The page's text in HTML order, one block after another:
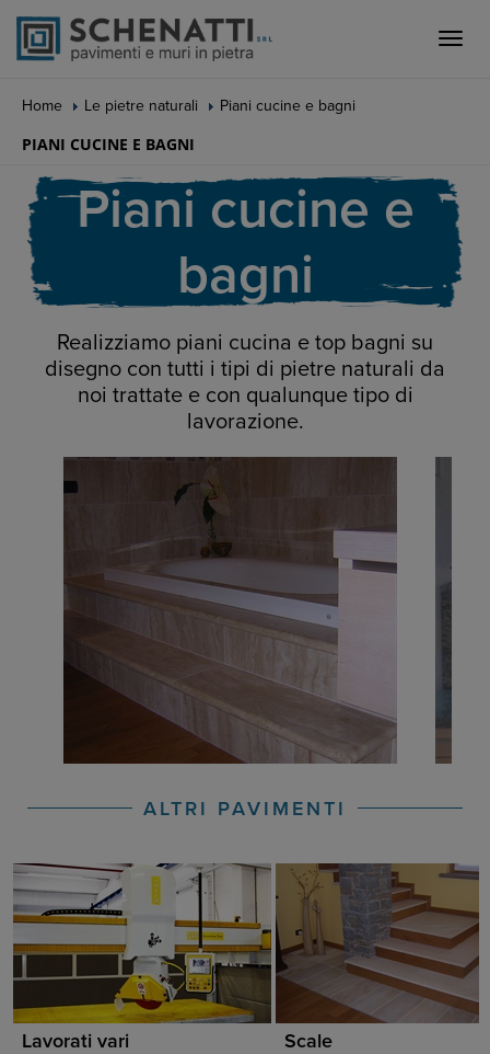
Toggle
Home Le pietre naturali Piani cucine e bagni
PIANI CUCINE E BAGNI
Piani cucine e
bagni
Realizziamo piani cucina e top bagni su
disegno con tutti i tipi di pietre naturali da
noi trattate e con qualunque tipo di
lavorazione.
ALTRI PAVIMENTI
Lavorati vari Scale